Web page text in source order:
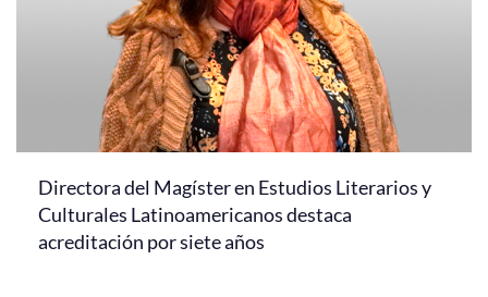
Directora del Magíster en Estudios Literarios y
Culturales Latinoamericanos destaca
acreditación por siete años